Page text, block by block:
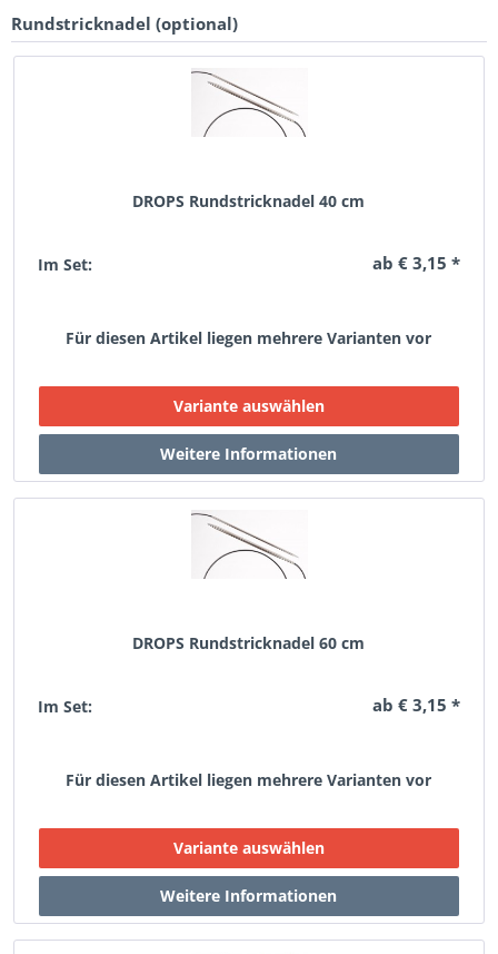
Rundstricknadel (optional)
DROPS Rundstricknadel 40 cm
Im Set: ab € 3,15 *
Für diesen Artikel liegen mehrere Varianten vor
DROPS Rundstricknadel 60 cm
Im Set: ab € 3,15 *
Für diesen Artikel liegen mehrere Varianten vor